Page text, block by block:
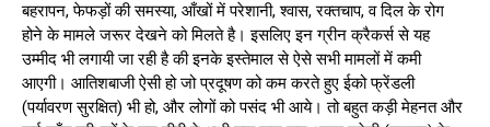
बहरापन, फेफड़ों की समस्या, आँखों में परेशानी, श्वास, रक्तचाप, व दिल के रोग
होने के मामले जरूर देखने को मिलते है। इसलिए इन ग्रीन क्रैकर्स से यह
उम्मीद भी लगायी जा रही है की इनके इस्तेमाल से ऐसे सभी मामलों में कमी
आएगी। आतिशबाजी ऐसी हो जो प्रदूषण को कम करते हुए ईको फ्रेंडली
(पर्यावरण सुरक्षित) भी हो, और लोगों को पसंद भी आये। तो बहुत कड़ी मेहनत और